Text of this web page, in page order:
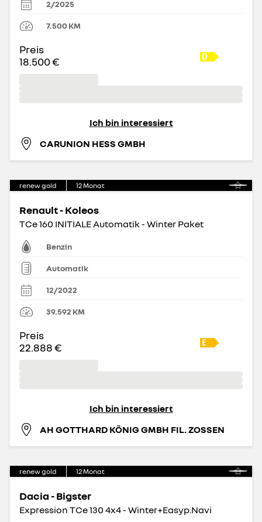
2/2025
7.500KM
Preis
18.500 €
Ich bin interessiert
CARUNION HESS GMBH
renew gold 12Monat
Renault - Koleos
TCe 160 INITIALE Automatik - Winter Paket
Benzin
Automatik
12/2022
39.592 KM
Preis
22.888 €
Ich bin interessiert
AH GOTTHARD KÖNIG GMBH FIL. ZOSSEN
renew gold 12Monat
Dacia - Bigster
Expression TCe 130 4x4 - Winter+Easyp.Navi